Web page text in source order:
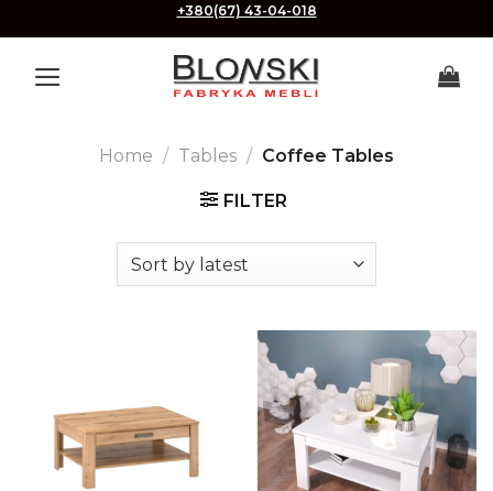
to
content
+380(67) 43-04-018
Home / Tables / Coffee Tables
FILTER